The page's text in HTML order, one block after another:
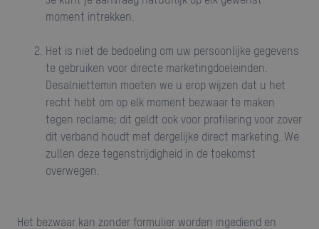
moment intrekken.
Het is niet de bedoeling om uw persoonlijke gegevens
te gebruiken voor directe marketingdoeleinden.
Desalniettemin moeten we u erop wijzen dat u het
recht hebt om op elk moment bezwaar te maken
tegen reclame; dit geldt ook voor profilering voor zover
dit verband houdt met dergelijke direct marketing. We
zullen deze tegenstrijdigheid in de toekomst
overwegen.
Het bezwaar kan zonder formulier worden ingediend en